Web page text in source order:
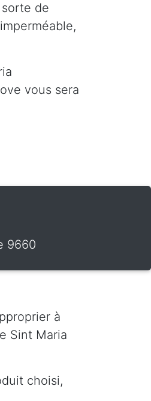
de
vous sera
9660
à
Sint Maria
choisi,